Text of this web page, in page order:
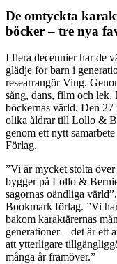
De omtyckta
böcker – tre nya
I flera decennier har de
glädje för barn i
researrangör Ving.
sång, dans, film och lek.
böckernas värld. Den 27
olika åldrar till Lollo &
genom ett nytt
Förlag.
”Vi är mycket stolta
bygger på Lollo &
sagornas oändliga
Bookmark förlag. ”Vi
bakom karaktärernas
generationer – det är ett
att ytterligare
många år framöver.”